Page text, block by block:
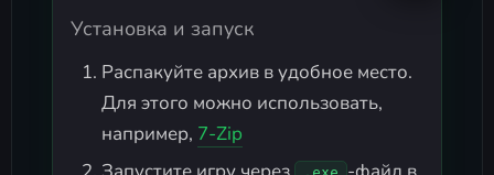
Установка и запуск
Распакуйте архив в удобное место.
Для этого можно использовать,
например, 7-Zip